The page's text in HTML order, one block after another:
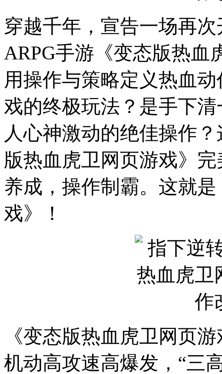
穿越千年，宣告一场再
ARPG手游《变态版热血
用操作与策略定义热血
戏的终极玩法？是手下
人心神激动的绝佳操作
版热血虎卫网页游戏》
养成，操作制霸。这就
戏》！
《变态版热血虎卫网页
机动高攻速高爆发，“三